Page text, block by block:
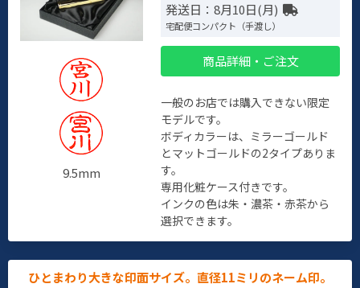
9.5mm
発送日：8月10日(月)
宅配便コンパクト（手渡し）
商品詳細・ご注文
一般のお店では購入できない限定
モデルです。
ボディカラーは、ミラーゴールド
とマットゴールドの2タイプありま
す。
専用化粧ケース付きです。
インクの色は朱・濃茶・赤茶から
選択できます。
ひとまわり大きな印面サイズ。直径11ミリのネーム印。